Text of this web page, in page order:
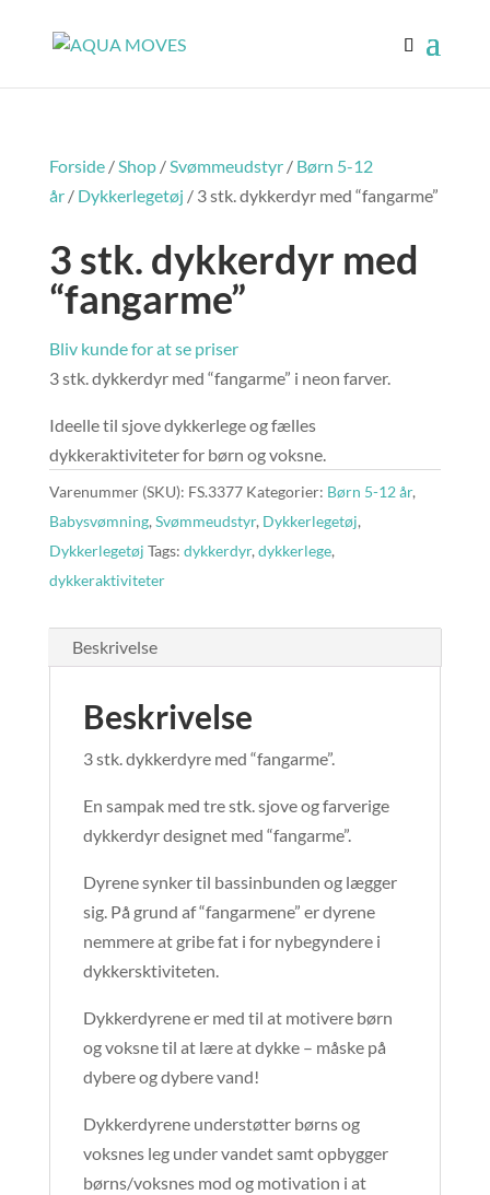
Forside/Shop/Svømmeudstyr/ Børn 5-12
år/ Dykkerlegetøj / 3 stk. dykkerdyr med “fangarme”
3 stk. dykkerdyr med
“fangarme”
Bliv kunde for at se priser
3 stk. dykkerdyr med “fangarme” i neon farver.
Ideelle til sjove dykkerlege og fælles
dykkeraktiviteter for børn og voksne.
Varenummer (SKU): FS.3377 Kategorier: Børn 5-12 år,
Babysvømning, Svømmeudstyr, Dykkerlegetøj,
Dykkerlegetøj Tags: dykkerdyr, dykkerlege,
dykkeraktiviteter
Beskrivelse
Beskrivelse
3 stk. dykkerdyre med “fangarme”.
En sampak med tre stk. sjove og farverige
dykkerdyr designet med “fangarme”.
Dyrene synker til bassinbunden og lægger
sig. På grund af “fangarmene” er dyrene
nemmere at gribe fat i for nybegyndere i
dykkersktiviteten.
Dykkerdyrene er med til at motivere børn
og voksne til at lære at dykke – måske på
dybere og dybere vand!
Dykkerdyrene understøtter børns og
voksnes leg under vandet samt opbygger
børns/voksnes mod og motivation i at